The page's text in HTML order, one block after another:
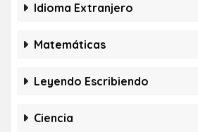
Idioma Extranjero
Matemáticas
Leyendo Escribiendo
Ciencia